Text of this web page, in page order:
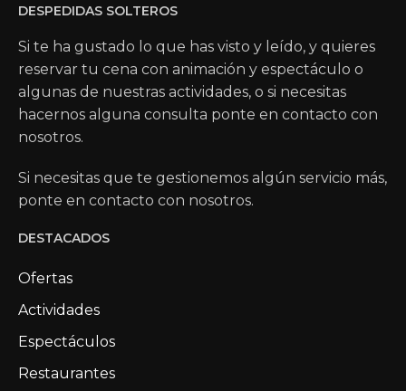
DESPEDIDAS SOLTEROS
Si te ha gustado lo que has visto y leído, y quieres
reservar tu cena con animación y espectáculo o
algunas de nuestras actividades, o si necesitas
hacernos alguna consulta ponte en contacto con
nosotros.
Si necesitas que te gestionemos algún servicio más,
ponte en contacto con nosotros.
DESTACADOS
Ofertas
Actividades
Espectáculos
Restaurantes